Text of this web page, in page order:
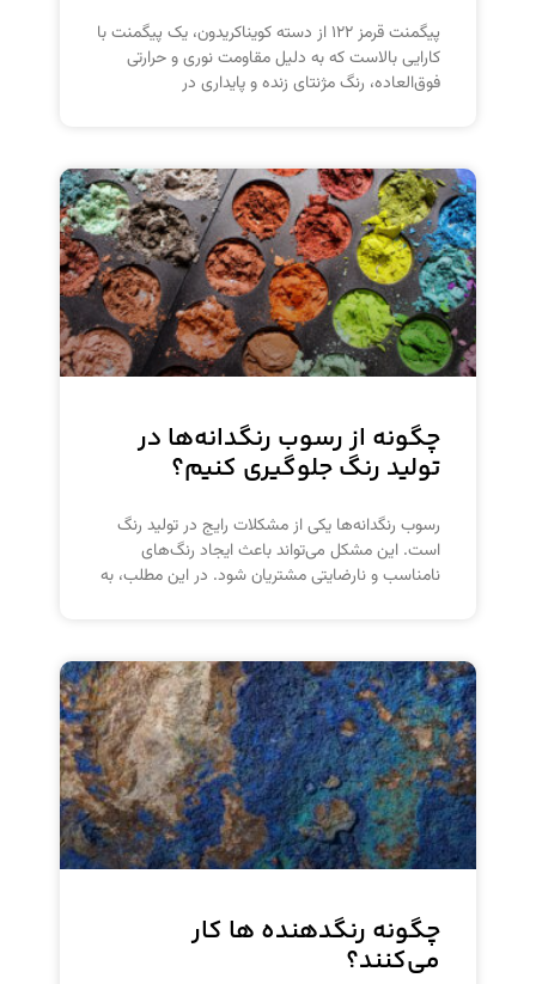
پیگمنت قرمز ۱۲۲ از دسته کویناکریدون، یک پیگمنت با
کارایی بالاست که به دلیل مقاومت نوری و حرارتی
فوق‌العاده، رنگ مژنتای زنده و پایداری در
چگونه از رسوب رنگدانه‌ها در
تولید رنگ جلوگیری کنیم؟
رسوب رنگدانه‌ها یکی از مشکلات رایج در تولید رنگ
است. این مشکل می‌تواند باعث ایجاد رنگ‌های
نامناسب و نارضایتی مشتریان شود. در این مطلب، به
چگونه رنگدهنده ها کار
می‌کنند؟